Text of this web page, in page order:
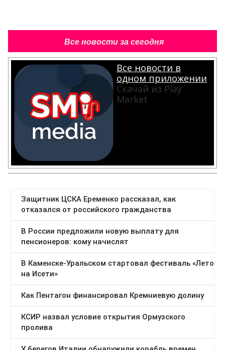
Все новости за сегодня
Все новости в
одном приложении
Скачай из Play
Market